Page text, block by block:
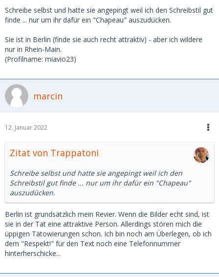
Schreibe selbst und hatte sie angepingt weil ich den Schreibstil gut
finde ... nur um ihr dafür ein "Chapeau" auszudücken.
Sie ist in Berlin (finde sie auch recht attraktiv) - aber ich wildere
nur in Rhein-Main.
(Profilname: miavio23)
marcin
12. Januar 2022
Zitat von Trappatoni
Schreibe selbst und hatte sie angepingt weil ich den
Schreibstil gut finde ... nur um ihr dafür ein "Chapeau"
auszudücken.
Berlin ist grundsätzlich mein Revier. Wenn die Bilder echt sind, ist
sie in der Tat eine attraktive Person. Allerdings stören mich die
üppigen Tätowierungen schon. Ich bin noch am Überlegen, ob ich
dem "Respekt!" für den Text noch eine Telefonnummer
hinterherschicke...